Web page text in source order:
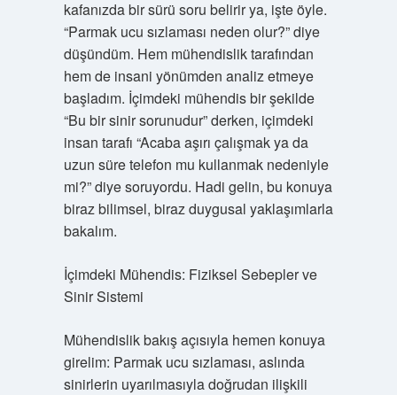
kafanızda bir sürü soru belirir ya, işte öyle.
“Parmak ucu sızlaması neden olur?” diye
düşündüm. Hem mühendislik tarafından
hem de insani yönümden analiz etmeye
başladım. İçimdeki mühendis bir şekilde
“Bu bir sinir sorunudur” derken, içimdeki
insan tarafı “Acaba aşırı çalışmak ya da
uzun süre telefon mu kullanmak nedeniyle
mi?” diye soruyordu. Hadi gelin, bu konuya
biraz bilimsel, biraz duygusal yaklaşımlarla
bakalım.
İçimdeki Mühendis: Fiziksel Sebepler ve
Sinir Sistemi
Mühendislik bakış açısıyla hemen konuya
girelim: Parmak ucu sızlaması, aslında
sinirlerin uyarılmasıyla doğrudan ilişkili